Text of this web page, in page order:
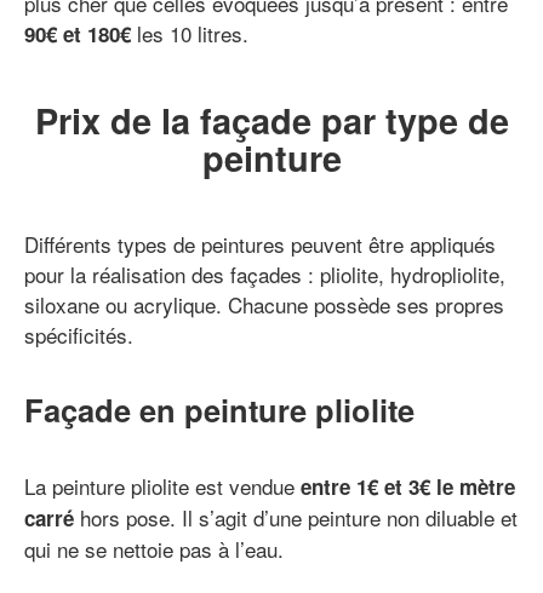
90€ et 180€ les 10 litres.
Prix de la façade par type de
peinture
Différents types de peintures peuvent être appliqués
pour la réalisation des façades : pliolite, hydropliolite,
siloxane ou acrylique. Chacune possède ses propres
spécificités.
Façade en peinture pliolite
La peinture pliolite est vendue entre 1€ et 3€ le mètre
carré hors pose. Il s’agit d’une peinture non diluable et
qui ne se nettoie pas à l’eau.